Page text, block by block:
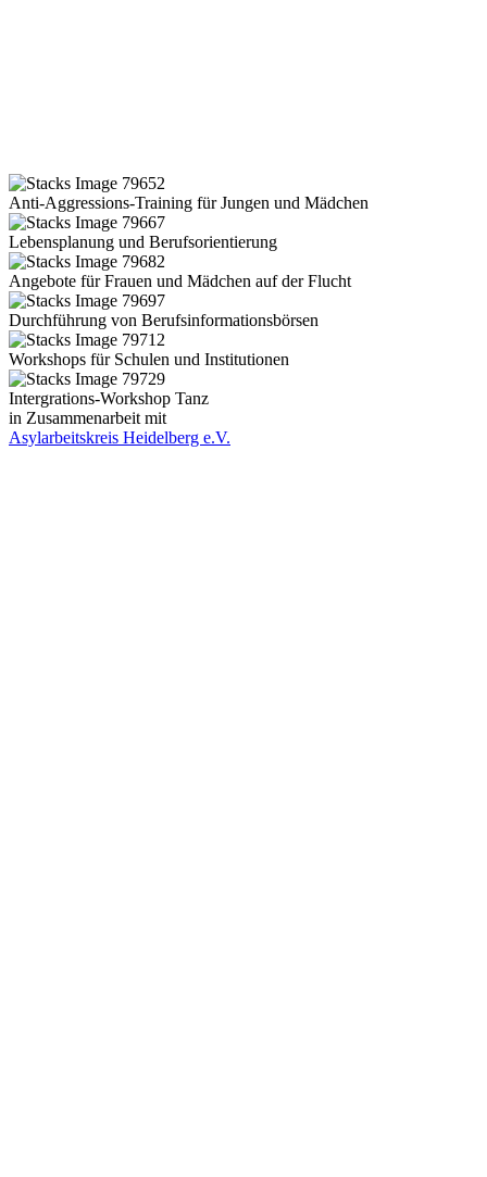
Anti-Aggressions-Training für Jungen und Mädchen
Lebensplanung und Berufsorientierung
Angebote für Frauen und Mädchen auf der Flucht
Durchführung von Berufsinformationsbörsen
Workshops für Schulen und Institutionen
Intergrations-Workshop Tanz
in Zusammenarbeit mit
Asylarbeitskreis Heidelberg e.V.